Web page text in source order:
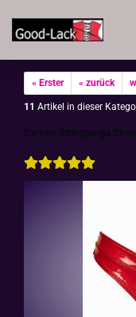
« Erster « zurück
11 Artikel in dieser
Damen Stringtan­ga